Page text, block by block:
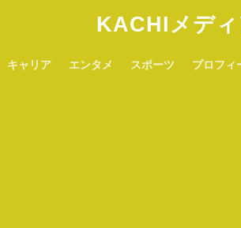
KACHIメディ
キャリア エンタメ スポーツ プロフィ